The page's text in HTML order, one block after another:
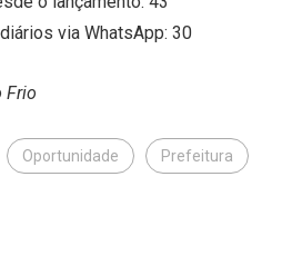
via WhatsApp: 30
Frio
Oportunidade Prefeitura